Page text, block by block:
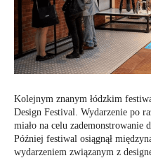
Kolejnym znanym łódzkim
Design Festival. Wydarzenie po
miało na celu
Później festiwal osiągnął
wydarzeniem związanym z